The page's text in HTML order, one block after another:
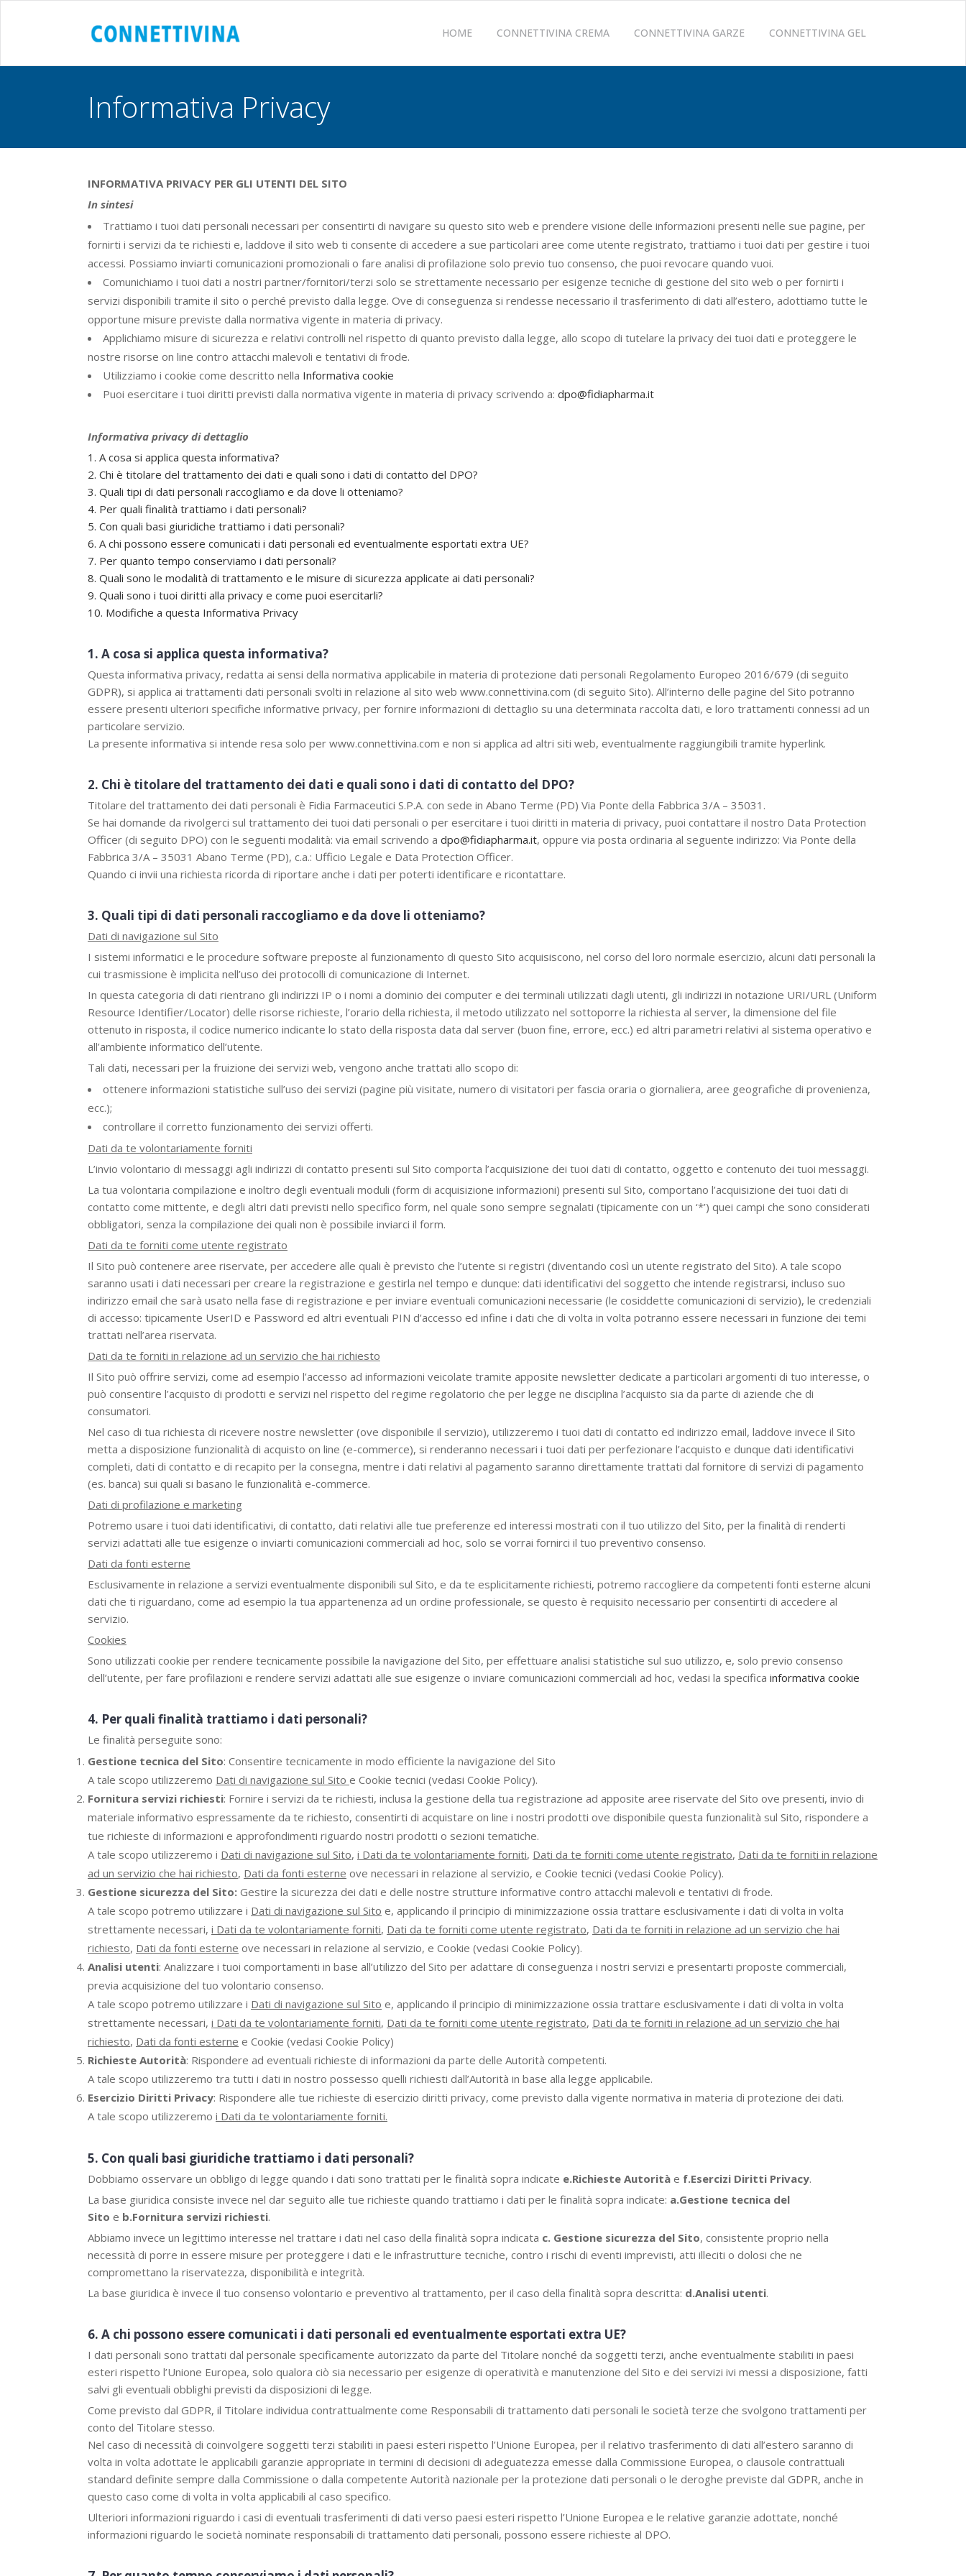
HOME CONNETTIVINA CREMA CONNETTIVINA GARZE CONNETTIVINA GEL
Informativa Privacy
INFORMATIVA PRIVACY PER GLI UTENTI DEL SITO
In sintesi
Trattiamo i tuoi dati personali necessari per consentirti di navigare su questo sito web e prendere visione delle informazioni presenti nelle sue pagine, per
fornirti i servizi da te richiesti e, laddove il sito web ti consente di accedere a sue particolari aree come utente registrato, trattiamo i tuoi dati per gestire i tuoi
accessi. Possiamo inviarti comunicazioni promozionali o fare analisi di profilazione solo previo tuo consenso, che puoi revocare quando vuoi.
Comunichiamo i tuoi dati a nostri partner/fornitori/terzi solo se strettamente necessario per esigenze tecniche di gestione del sito web o per fornirti i
servizi disponibili tramite il sito o perché previsto dalla legge. Ove di conseguenza si rendesse necessario il trasferimento di dati all’estero, adottiamo tutte le
opportune misure previste dalla normativa vigente in materia di privacy.
Applichiamo misure di sicurezza e relativi controlli nel rispetto di quanto previsto dalla legge, allo scopo di tutelare la privacy dei tuoi dati e proteggere le
nostre risorse on line contro attacchi malevoli e tentativi di frode.
Utilizziamo i cookie come descritto nella Informativa cookie
Puoi esercitare i tuoi diritti previsti dalla normativa vigente in materia di privacy scrivendo a: dpo@fidiapharma.it
Informativa privacy di dettaglio
1. A cosa si applica questa informativa?
2. Chi è titolare del trattamento dei dati e quali sono i dati di contatto del DPO?
3. Quali tipi di dati personali raccogliamo e da dove li otteniamo?
4. Per quali finalità trattiamo i dati personali?
5. Con quali basi giuridiche trattiamo i dati personali?
6. A chi possono essere comunicati i dati personali ed eventualmente esportati extra UE?
7. Per quanto tempo conserviamo i dati personali?
8. Quali sono le modalità di trattamento e le misure di sicurezza applicate ai dati personali?
9. Quali sono i tuoi diritti alla privacy e come puoi esercitarli?
10. Modifiche a questa Informativa Privacy
1. A cosa si applica questa informativa?
Questa informativa privacy, redatta ai sensi della normativa applicabile in materia di protezione dati personali Regolamento Europeo 2016/679 (di seguito
GDPR), si applica ai trattamenti dati personali svolti in relazione al sito web www.connettivina.com (di seguito Sito). All’interno delle pagine del Sito potranno
essere presenti ulteriori specifiche informative privacy, per fornire informazioni di dettaglio su una determinata raccolta dati, e loro trattamenti connessi ad un
particolare servizio.
La presente informativa si intende resa solo per www.connettivina.com e non si applica ad altri siti web, eventualmente raggiungibili tramite hyperlink.
2. Chi è titolare del trattamento dei dati e quali sono i dati di contatto del DPO?
Titolare del trattamento dei dati personali è Fidia Farmaceutici S.P.A. con sede in Abano Terme (PD) Via Ponte della Fabbrica 3/A – 35031.
Se hai domande da rivolgerci sul trattamento dei tuoi dati personali o per esercitare i tuoi diritti in materia di privacy, puoi contattare il nostro Data Protection
Officer (di seguito DPO) con le seguenti modalità: via email scrivendo a dpo@fidiapharma.it, oppure via posta ordinaria al seguente indirizzo: Via Ponte della
Fabbrica 3/A – 35031 Abano Terme (PD), c.a.: Ufficio Legale e Data Protection Officer.
Quando ci invii una richiesta ricorda di riportare anche i dati per poterti identificare e ricontattare.
3. Quali tipi di dati personali raccogliamo e da dove li otteniamo?
Dati di navigazione sul Sito
I sistemi informatici e le procedure software preposte al funzionamento di questo Sito acquisiscono, nel corso del loro normale esercizio, alcuni dati personali la
cui trasmissione è implicita nell’uso dei protocolli di comunicazione di Internet.
In questa categoria di dati rientrano gli indirizzi IP o i nomi a dominio dei computer e dei terminali utilizzati dagli utenti, gli indirizzi in notazione URI/URL (Uniform
Resource Identifier/Locator) delle risorse richieste, l’orario della richiesta, il metodo utilizzato nel sottoporre la richiesta al server, la dimensione del file
ottenuto in risposta, il codice numerico indicante lo stato della risposta data dal server (buon fine, errore, ecc.) ed altri parametri relativi al sistema operativo e
all’ambiente informatico dell’utente.
Tali dati, necessari per la fruizione dei servizi web, vengono anche trattati allo scopo di:
ottenere informazioni statistiche sull’uso dei servizi (pagine più visitate, numero di visitatori per fascia oraria o giornaliera, aree geografiche di provenienza,
ecc.);
controllare il corretto funzionamento dei servizi offerti.
Dati da te volontariamente forniti
L’invio volontario di messaggi agli indirizzi di contatto presenti sul Sito comporta l’acquisizione dei tuoi dati di contatto, oggetto e contenuto dei tuoi messaggi.
La tua volontaria compilazione e inoltro degli eventuali moduli (form di acquisizione informazioni) presenti sul Sito, comportano l’acquisizione dei tuoi dati di
contatto come mittente, e degli altri dati previsti nello specifico form, nel quale sono sempre segnalati (tipicamente con un ‘*’) quei campi che sono considerati
obbligatori, senza la compilazione dei quali non è possibile inviarci il form.
Dati da te forniti come utente registrato
Il Sito può contenere aree riservate, per accedere alle quali è previsto che l’utente si registri (diventando così un utente registrato del Sito). A tale scopo
saranno usati i dati necessari per creare la registrazione e gestirla nel tempo e dunque: dati identificativi del soggetto che intende registrarsi, incluso suo
indirizzo email che sarà usato nella fase di registrazione e per inviare eventuali comunicazioni necessarie (le cosiddette comunicazioni di servizio), le credenziali
di accesso: tipicamente UserID e Password ed altri eventuali PIN d’accesso ed infine i dati che di volta in volta potranno essere necessari in funzione dei temi
trattati nell’area riservata.
Dati da te forniti in relazione ad un servizio che hai richiesto
Il Sito può offrire servizi, come ad esempio l’accesso ad informazioni veicolate tramite apposite newsletter dedicate a particolari argomenti di tuo interesse, o
può consentire l’acquisto di prodotti e servizi nel rispetto del regime regolatorio che per legge ne disciplina l’acquisto sia da parte di aziende che di
consumatori.
Nel caso di tua richiesta di ricevere nostre newsletter (ove disponibile il servizio), utilizzeremo i tuoi dati di contatto ed indirizzo email, laddove invece il Sito
metta a disposizione funzionalità di acquisto on line (e-commerce), si renderanno necessari i tuoi dati per perfezionare l’acquisto e dunque dati identificativi
completi, dati di contatto e di recapito per la consegna, mentre i dati relativi al pagamento saranno direttamente trattati dal fornitore di servizi di pagamento
(es. banca) sui quali si basano le funzionalità e-commerce.
Dati di profilazione e marketing
Potremo usare i tuoi dati identificativi, di contatto, dati relativi alle tue preferenze ed interessi mostrati con il tuo utilizzo del Sito, per la finalità di renderti
servizi adattati alle tue esigenze o inviarti comunicazioni commerciali ad hoc, solo se vorrai fornirci il tuo preventivo consenso.
Dati da fonti esterne
Esclusivamente in relazione a servizi eventualmente disponibili sul Sito, e da te esplicitamente richiesti, potremo raccogliere da competenti fonti esterne alcuni
dati che ti riguardano, come ad esempio la tua appartenenza ad un ordine professionale, se questo è requisito necessario per consentirti di accedere al
servizio.
Cookies
Sono utilizzati cookie per rendere tecnicamente possibile la navigazione del Sito, per effettuare analisi statistiche sul suo utilizzo, e, solo previo consenso
dell’utente, per fare profilazioni e rendere servizi adattati alle sue esigenze o inviare comunicazioni commerciali ad hoc, vedasi la specifica informativa cookie
4. Per quali finalità trattiamo i dati personali?
Le finalità perseguite sono:
Gestione tecnica del Sito: Consentire tecnicamente in modo efficiente la navigazione del Sito
A tale scopo utilizzeremo Dati di navigazione sul Sito e Cookie tecnici (vedasi Cookie Policy).
Fornitura servizi richiesti: Fornire i servizi da te richiesti, inclusa la gestione della tua registrazione ad apposite aree riservate del Sito ove presenti, invio di
materiale informativo espressamente da te richiesto, consentirti di acquistare on line i nostri prodotti ove disponibile questa funzionalità sul Sito, rispondere a
tue richieste di informazioni e approfondimenti riguardo nostri prodotti o sezioni tematiche.
A tale scopo utilizzeremo i Dati di navigazione sul Sito, i Dati da te volontariamente forniti, Dati da te forniti come utente registrato, Dati da te forniti in relazione
ad un servizio che hai richiesto, Dati da fonti esterne ove necessari in relazione al servizio, e Cookie tecnici (vedasi Cookie Policy).
Gestione sicurezza del Sito: Gestire la sicurezza dei dati e delle nostre strutture informative contro attacchi malevoli e tentativi di frode.
A tale scopo potremo utilizzare i Dati di navigazione sul Sito e, applicando il principio di minimizzazione ossia trattare esclusivamente i dati di volta in volta
strettamente necessari, i Dati da te volontariamente forniti, Dati da te forniti come utente registrato, Dati da te forniti in relazione ad un servizio che hai
richiesto, Dati da fonti esterne ove necessari in relazione al servizio, e Cookie (vedasi Cookie Policy).
Analisi utenti: Analizzare i tuoi comportamenti in base all’utilizzo del Sito per adattare di conseguenza i nostri servizi e presentarti proposte commerciali,
previa acquisizione del tuo volontario consenso.
A tale scopo potremo utilizzare i Dati di navigazione sul Sito e, applicando il principio di minimizzazione ossia trattare esclusivamente i dati di volta in volta
strettamente necessari, i Dati da te volontariamente forniti, Dati da te forniti come utente registrato, Dati da te forniti in relazione ad un servizio che hai
richiesto, Dati da fonti esterne e Cookie (vedasi Cookie Policy)
Richieste Autorità: Rispondere ad eventuali richieste di informazioni da parte delle Autorità competenti.
A tale scopo utilizzeremo tra tutti i dati in nostro possesso quelli richiesti dall’Autorità in base alla legge applicabile.
Esercizio Diritti Privacy: Rispondere alle tue richieste di esercizio diritti privacy, come previsto dalla vigente normativa in materia di protezione dei dati.
A tale scopo utilizzeremo i Dati da te volontariamente forniti.
5. Con quali basi giuridiche trattiamo i dati personali?
Dobbiamo osservare un obbligo di legge quando i dati sono trattati per le finalità sopra indicate e.Richieste Autorità e f.Esercizi Diritti Privacy.
La base giuridica consiste invece nel dar seguito alle tue richieste quando trattiamo i dati per le finalità sopra indicate: a.Gestione tecnica del
Sito e b.Fornitura servizi richiesti.
Abbiamo invece un legittimo interesse nel trattare i dati nel caso della finalità sopra indicata c. Gestione sicurezza del Sito, consistente proprio nella
necessità di porre in essere misure per proteggere i dati e le infrastrutture tecniche, contro i rischi di eventi imprevisti, atti illeciti o dolosi che ne
compromettano la riservatezza, disponibilità e integrità.
La base giuridica è invece il tuo consenso volontario e preventivo al trattamento, per il caso della finalità sopra descritta: d.Analisi utenti.
6. A chi possono essere comunicati i dati personali ed eventualmente esportati extra UE?
I dati personali sono trattati dal personale specificamente autorizzato da parte del Titolare nonché da soggetti terzi, anche eventualmente stabiliti in paesi
esteri rispetto l’Unione Europea, solo qualora ciò sia necessario per esigenze di operatività e manutenzione del Sito e dei servizi ivi messi a disposizione, fatti
salvi gli eventuali obblighi previsti da disposizioni di legge.
Come previsto dal GDPR, il Titolare individua contrattualmente come Responsabili di trattamento dati personali le società terze che svolgono trattamenti per
conto del Titolare stesso.
Nel caso di necessità di coinvolgere soggetti terzi stabiliti in paesi esteri rispetto l’Unione Europea, per il relativo trasferimento di dati all’estero saranno di
volta in volta adottate le applicabili garanzie appropriate in termini di decisioni di adeguatezza emesse dalla Commissione Europea, o clausole contrattuali
standard definite sempre dalla Commissione o dalla competente Autorità nazionale per la protezione dati personali o le deroghe previste dal GDPR, anche in
questo caso come di volta in volta applicabili al caso specifico.
Ulteriori informazioni riguardo i casi di eventuali trasferimenti di dati verso paesi esteri rispetto l’Unione Europea e le relative garanzie adottate, nonché
informazioni riguardo le società nominate responsabili di trattamento dati personali, possono essere richieste al DPO.